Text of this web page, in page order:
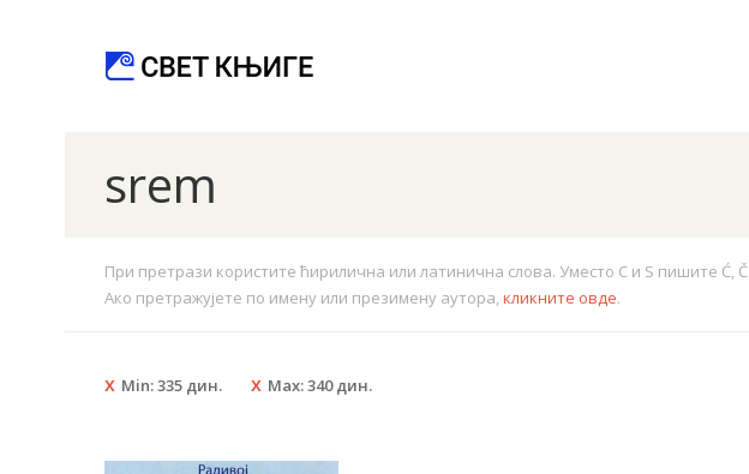
srem
При претрази користите ћирилична или латинична слова. Уместо C и S пишите Ć, Č
Ако претражујете по имену или презимену аутора,кликните овде.
Min:335 дин. Max:340дин.